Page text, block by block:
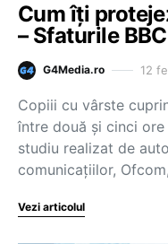
Cum îți
– Sfaturile BBC
G4Media.ro 12
Copiii cu vârste
între două și cinci
studiu realizat de
comunicațiilor,
Vezi articolul